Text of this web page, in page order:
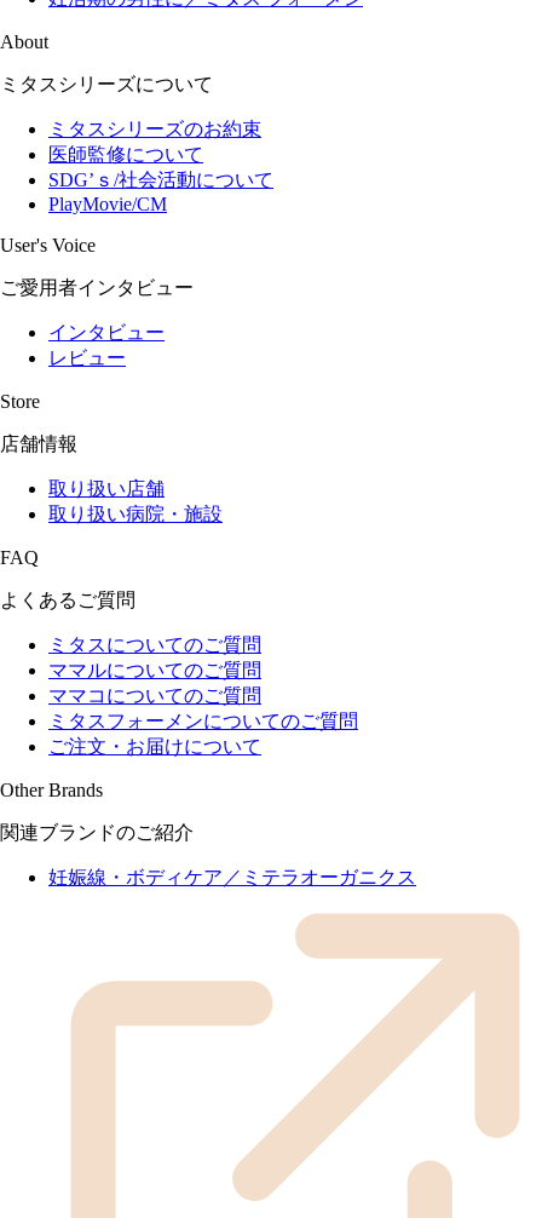
About
ミタスシリーズについて
ミタスシリーズのお約束
医師監修について
SDG’ｓ/社会活動について
PlayMovie/CM
User's Voice
ご愛用者インタビュー
インタビュー
レビュー
Store
店舗情報
取り扱い店舗
取り扱い病院・施設
FAQ
よくあるご質問
ミタスについてのご質問
ママルについてのご質問
ママコについてのご質問
ミタスフォーメンについてのご質問
ご注文・お届けについて
Other Brands
関連ブランドのご紹介
妊娠線・ボディケア／ミテラオーガニクス